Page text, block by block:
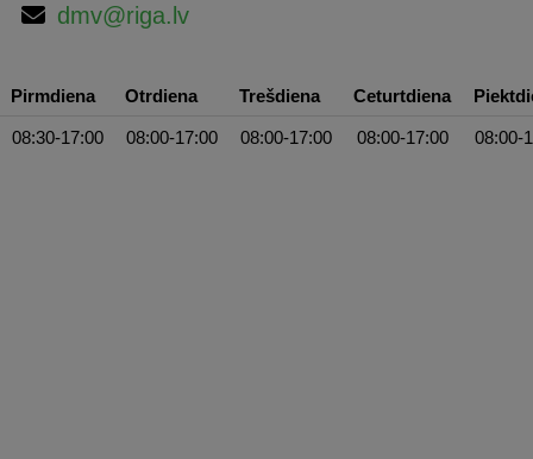
dmv@riga.lv
Pirmdiena Otrdiena Trešdiena Ceturtdiena
08:30-17:00 08:00-17:00 08:00-17:00 08:00-17:00 08:00-